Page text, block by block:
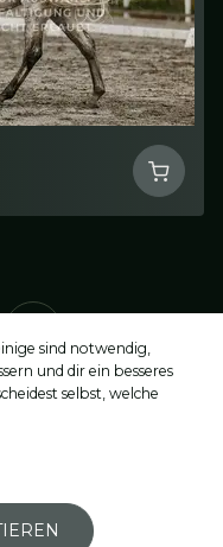
sind notwendig,
und dir ein besseres
selbst, welche